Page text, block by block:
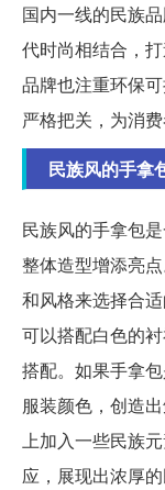
国内一线的民族
代时尚相结合，
品牌也注重环保
严格把关，为消
民族风的手拿
民族风的手拿包
整体造型增添亮
和风格来选择合
可以搭配白色的
搭配。如果手拿
服装颜色，创造
上加入一些民族
应，展现出浓厚的